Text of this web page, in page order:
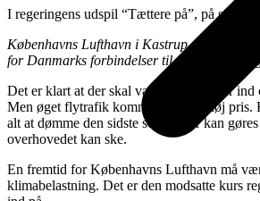
I regeringens udspil “Tættere på”, på side
Københavns Lufthavn i Kastrup (CPH) er
for Danmarks forbindelser til omverdenen
Det er klart at der skal være forbindelser ind
Men øget flytrafik kommer med en høj pris.
alt at dømme den sidste sektor, der kan
overhovedet kan ske.
En fremtid for Københavns Lufthavn må
klimabelastning. Det er den modsatte kurs